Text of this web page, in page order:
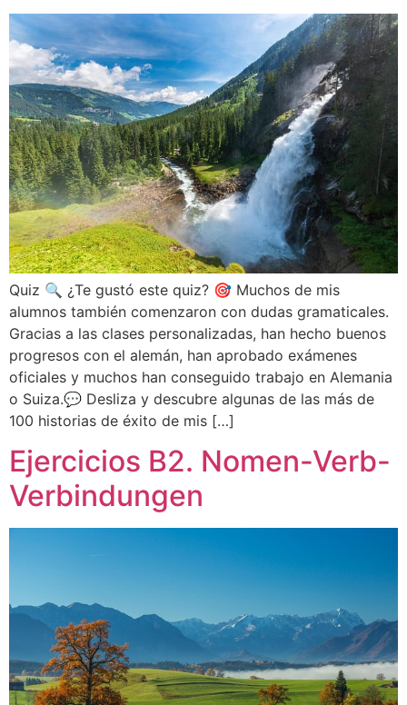
Quiz 🔍 ¿Te gustó este quiz? 🎯 Muchos de mis
alumnos también comenzaron con dudas gramaticales.
Gracias a las clases personalizadas, han hecho buenos
progresos con el alemán, han aprobado exámenes
oficiales y muchos han conseguido trabajo en Alemania
o Suiza.💬 Desliza y descubre algunas de las más de
100 historias de éxito de mis […]
Ejercicios B2. Nomen-Verb-
Verbindungen